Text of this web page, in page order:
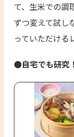
て、生米での調
ずつ変えて試し
っていただける
●自宅でも研究